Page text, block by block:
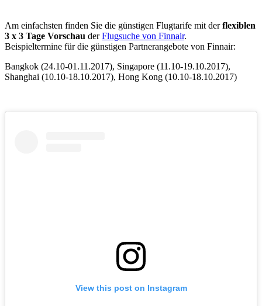
Am einfachsten finden Sie die günstigen Flugtarife mit derflexiblen
3 x 3 Tage Vorschau derFlugsuche von Finnair.
Beispieltermine für die günstigen Partnerangebote von Finnair:
Bangkok (24.10-01.11.2017), Singapore (11.10-19.10.2017),
Shanghai (10.10-18.10.2017), Hong Kong (10.10-18.10.2017)
View this post on Instagram